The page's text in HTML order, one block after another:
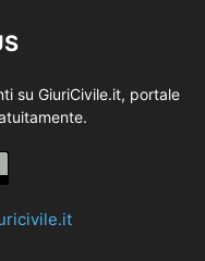
su GiuriCivile.it, portale